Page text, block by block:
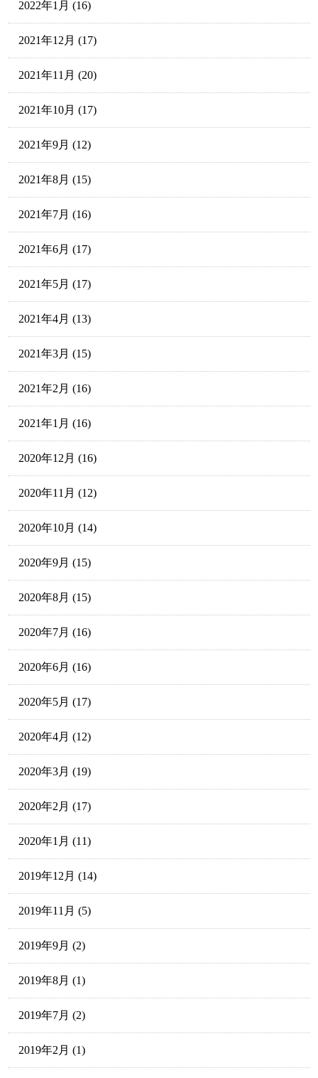
2022年1月 (16)
2021年12月 (17)
2021年11月 (20)
2021年10月 (17)
2021年9月 (12)
2021年8月 (15)
2021年7月 (16)
2021年6月 (17)
2021年5月 (17)
2021年4月 (13)
2021年3月 (15)
2021年2月 (16)
2021年1月 (16)
2020年12月 (16)
2020年11月 (12)
2020年10月 (14)
2020年9月 (15)
2020年8月 (15)
2020年7月 (16)
2020年6月 (16)
2020年5月 (17)
2020年4月 (12)
2020年3月 (19)
2020年2月 (17)
2020年1月 (11)
2019年12月 (14)
2019年11月 (5)
2019年9月 (2)
2019年8月 (1)
2019年7月 (2)
2019年2月 (1)